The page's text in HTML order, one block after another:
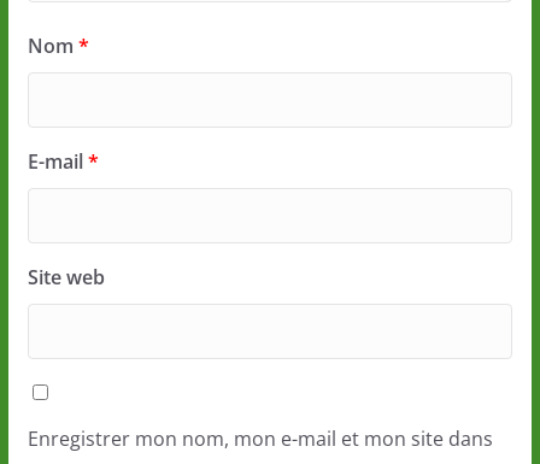
Nom *
E-mail*
Site web
Enregistrer mon nom, mon e-mail et mon site dans